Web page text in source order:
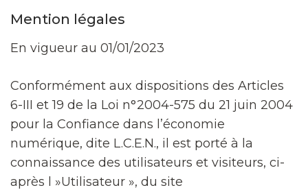
Mention légales
En vigueur au 01/01/2023
Conformément aux dispositions des Articles
6-III et 19 de la Loi n°2004-575 du 21 juin 2004
pour la Confiance dans l’économie
numérique, dite L.C.E.N., il est porté à la
connaissance des utilisateurs et visiteurs, ci-
après l »Utilisateur », du site